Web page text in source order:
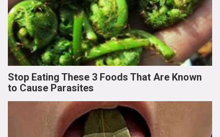
Stop Eating These 3 Foods That Are Known
to Cause Parasites